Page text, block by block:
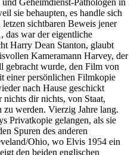
sie behaupten, es handle sich
sichtbaren Beweis jener
das war der eigentliche
Harry Dean Stanton, glaubt
Kameramann Harvey, der
gebracht wurde, den Film von
einer persönlichen Filmkopie
nach Hause geschickt
dir nichts, von Staat,
werden. Vierzig Jahre lang.
Privatkopie gelangen, als sie
Spuren des anderen
Ohio, wo Elvis 1954 ein
den beiden englischen